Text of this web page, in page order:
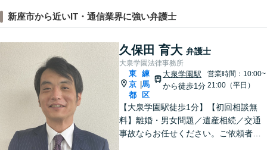
新座市から近いIT・通信業界に強い弁護士
久保田 育大 弁護士
大泉学園法律事務所
東
京
都
|
練
馬
区
大泉学園駅
から徒歩1分
営業時間：10:00~
21:00（平日）
【大泉学園駅徒歩1分】【初回相談無
料】離婚・男女問題／遺産相続／交通
事故ならお任せください。ご依頼者様